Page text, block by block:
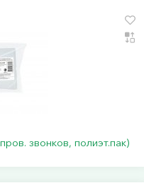
звонков, полиэт.пак)